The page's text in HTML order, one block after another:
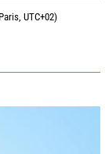
UTC+02)